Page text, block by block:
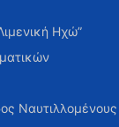
Ηχώ”
Ναυτιλλομένους